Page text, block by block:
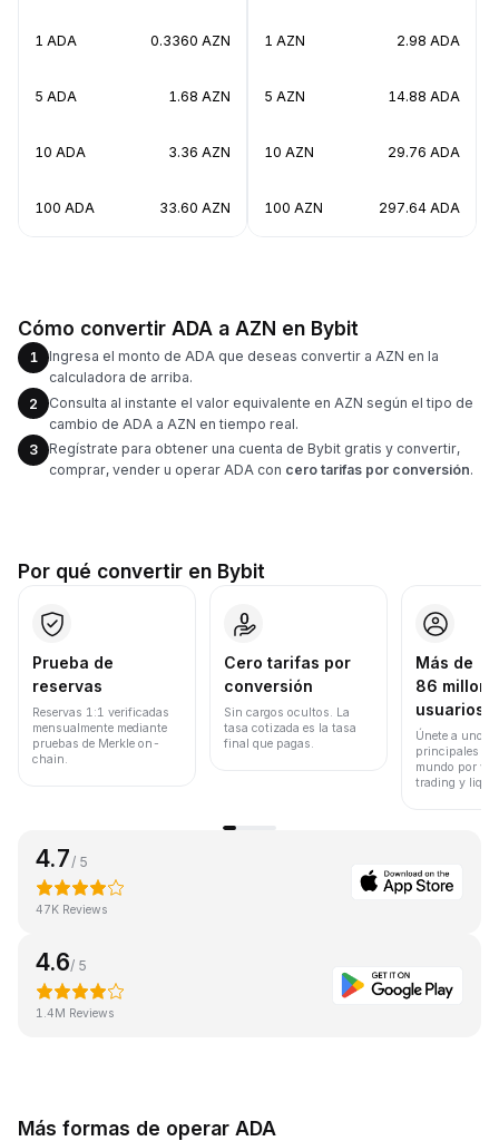
1 ADA 0.3360 AZN
5 ADA 1.68 AZN
10 ADA 3.36 AZN
100 ADA 33.60 AZN
1 AZN 2.98 ADA
5 AZN 14.88 ADA
10 AZN 29.76 ADA
100 AZN 297.64 ADA
Cómo convertir ADA a AZN en Bybit
1
Ingresa el monto de ADA que deseas convertir a AZN en la
calculadora de arriba.
2
Consulta al instante el valor equivalente en AZN según el tipo de
cambio de ADA a AZN en tiempo real.
3
Regístrate para obtener una cuenta de Bybit gratis y convertir,
comprar, vender u operar ADA con cero tarifas por conversión.
Por qué convertir en Bybit
Prueba de
reservas
Reservas 1:1 verificadas
mensualmente mediante
pruebas de Merkle on-
chain.
Cero tarifas por
conversión
Sin cargos ocultos. La
tasa cotizada es la tasa
final que pagas.
Más de
86
usuarios
Únete a uno
principales
mundo por
trading y
4.7/ 5
47K Reviews
4.6/ 5
1.4M Reviews
Más formas de operar ADA